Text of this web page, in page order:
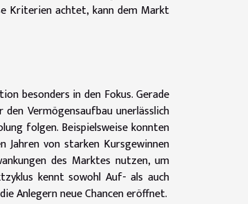
Kriterien achtet, kann dem Markt
besonders in den Fokus. Gerade
Vermögensaufbau unerlässlich
folgen. Beispielsweise konnten
Jahren von starken Kursgewinnen
des Marktes nutzen, um
kennt sowohl Auf- als auch
Anlegern neue Chancen eröffnet.